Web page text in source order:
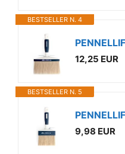
BESTSELLER N. 4
12,25 EUR
BESTSELLER N. 5
9,98 EUR